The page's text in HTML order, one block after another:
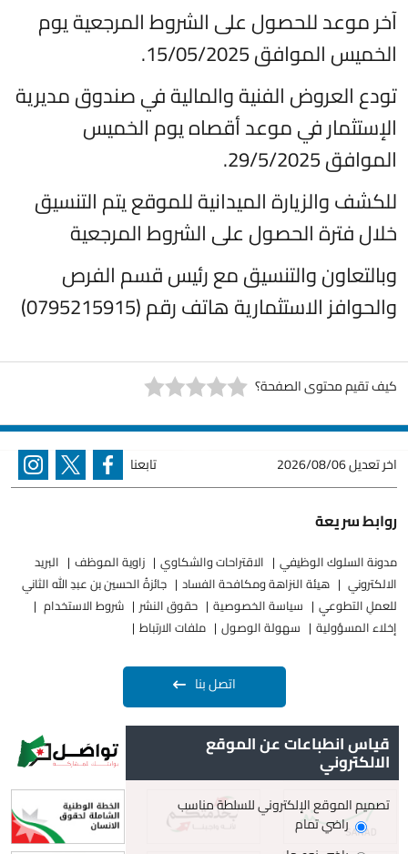
قياس انطباعات عن الموقع
الالكتروني
تصميم الموقع الإلكتروني للسلطة مناسب
راضي تمام
آخر موعد للحصول على الشروط المرجعية يوم
الخميس الموافق 15/05/2025.
تودع العروض الفنية والمالية في صندوق مديرية
الإستثمار في موعد أقصاه يوم الخميس
الموافق 29/5/2025.
للكشف والزيارة الميدانية للموقع يتم التنسيق
خلال فترة الحصول على الشروط المرجعية
وبالتعاون والتنسيق مع رئيس قسم الفرص
والحوافز الاستثمارية هاتف رقم (0795215915)
كيف تقيم محتوى الصفحة؟
اخر تعديل2026/08/06 تابعنا
روابط سريعة
مدونة السلوك الوظيفي الاقتراحات والشكاوي زاوية الموظف
البريد
الالكتروني
هيئة النزاهة ومكافحة الفساد
جائزةُ الحسين بن عبدِ الله الثاني
للعملِ التطوعيِ
سياسة الخصوصية حقوق النشر
شروط الاستخدام
إخلاء المسؤولية
سهولة الوصول ملفات الارتباط
اتصل بنا